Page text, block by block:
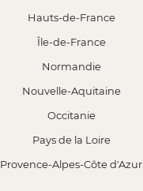
Hauts-de-France
Île-de-France
Normandie
Nouvelle-Aquitaine
Occitanie
Pays de la Loire
Provence-Alpes-Côte d'Azur